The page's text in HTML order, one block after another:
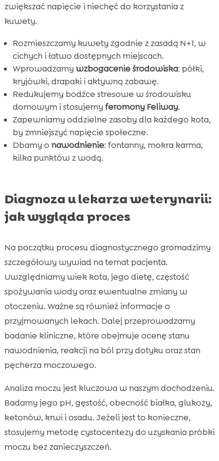
zwiększać napięcie i niechęć do korzystania z
kuwety.
Rozmieszczamy kuwety zgodnie z zasadą N+1, w
cichych i łatwo dostępnych miejscach.
Wprowadzamy wzbogacenie środowiska: półki,
kryjówki, drapaki i aktywną zabawę.
Redukujemy bodźce stresowe w środowisku
domowym i stosujemy feromony Feliway.
Zapewniamy oddzielne zasoby dla każdego kota,
by zmniejszyć napięcie społeczne.
Dbamy o nawodnienie: fontanny, mokra karma,
kilka punktów z wodą.
Diagnoza u lekarza weterynarii:
jak wygląda proces
Na początku procesu diagnostycznego gromadzimy
szczegółowy wywiad na temat pacjenta.
Uwzględniamy wiek kota, jego dietę, częstość
spożywania wody oraz ewentualne zmiany w
otoczeniu. Ważne są również informacje o
przyjmowanych lekach. Dalej przeprowadzamy
badanie kliniczne, które obejmuje ocenę stanu
nawodnienia, reakcji na ból przy dotyku oraz stan
pęcherza moczowego.
Analiza moczu jest kluczowa w naszym dochodzeniu.
Badamy jego pH, gęstość, obecność białka, glukozy,
ketonów, krwi i osadu. Jeżeli jest to konieczne,
stosujemy metodę cystocentezy do uzyskania próbki
moczu bez zanieczyszczeń.